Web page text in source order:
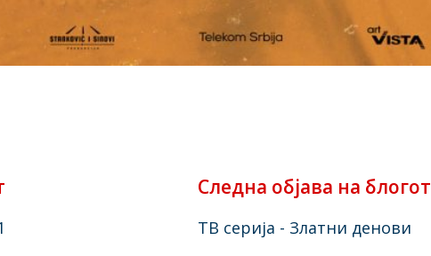
Следна објава на блогот
ТВ серија - Златни денови